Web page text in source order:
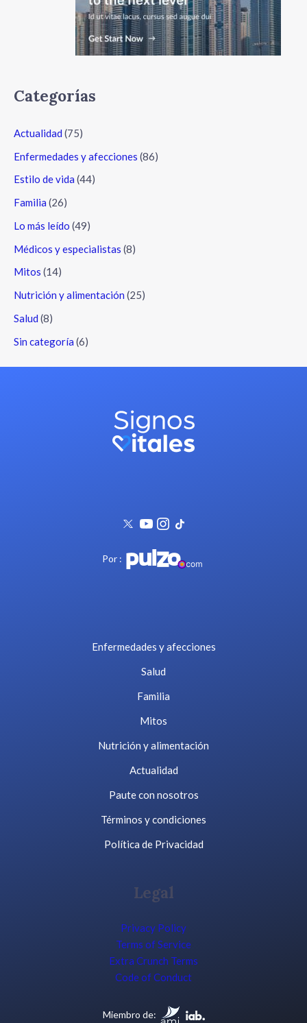
Categorías
Actualidad (75)
Enfermedades y afecciones (86)
Estilo de vida (44)
Familia (26)
Lo más leído (49)
Médicos y especialistas (8)
Mitos (14)
Nutrición y alimentación (25)
Salud (8)
Sin categoría (6)
Por :
Enfermedades y afecciones
Salud
Familia
Mitos
Nutrición y alimentación
Actualidad
Paute con nosotros
Términos y condiciones
Política de Privacidad
Legal
Privacy Policy
Terms of Service
Extra Crunch Terms
Code of Conduct
Miembro de: